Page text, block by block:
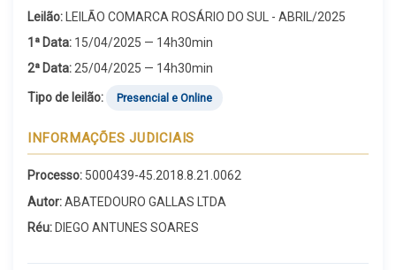
Leilão:LEILÃO COMARCA ROSÁRIO DO SUL - ABRIL/2025
1ª Data: 15/04/2025 — 14h30min
2ª Data:25/04/2025 — 14h30min
Tipo de leilão: Presencial e Online
INFORMAÇÕES JUDICIAIS
Processo: 5000439-45.2018.8.21.0062
Autor:ABATEDOURO GALLAS LTDA
Réu: DIEGO ANTUNES SOARES